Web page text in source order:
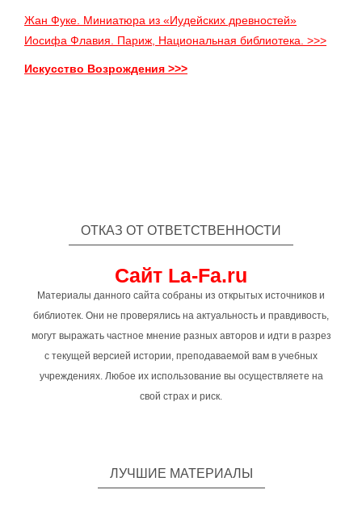
Жан Фуке. Миниатюра из «Иудейских древностей»
Иосифа Флавия. Париж, Национальная библиотека. >>>
Искусство Возрождения >>>
ОТКАЗ ОТ ОТВЕТСТВЕННОСТИ
Сайт La-Fa.ru
Материалы данного сайта собраны из открытых источников и
библиотек. Они не проверялись на актуальность и правдивость,
могут выражать частное мнение разных авторов и идти в разрез
с текущей версией истории, преподаваемой вам в учебных
учреждениях. Любое их использование вы осуществляете на
свой страх и риск.
ЛУЧШИЕ МАТЕРИАЛЫ